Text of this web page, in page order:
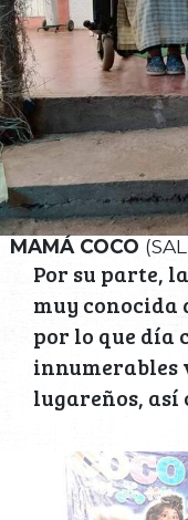
MAMÁ COCO
Por su parte,
muy conocida
por lo que día
innumerables
lugareños, así